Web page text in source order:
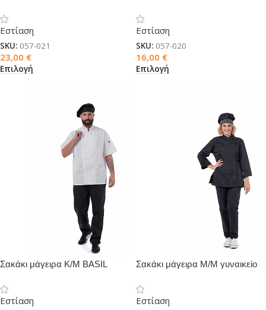
Εστίαση
SKU: 057-021
23,00 €
Επιλογή
Εστίαση
SKU: 057-020
16,00 €
Επιλογή
Σακάκι μάγειρα Κ/Μ BASIL
Εστίαση
Σακάκι μάγειρα Μ/Μ γυναικείο
Εστίαση